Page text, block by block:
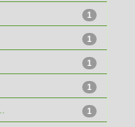
1
1
1
1
1